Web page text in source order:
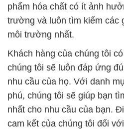
phẩm hóa chất có ít ảnh
trường và luôn tìm kiếm các
môi trường nhất.
Khách hàng của chúng tôi
chúng tôi sẽ luôn đáp ứng
nhu cầu của họ. Với danh
phú, chúng tôi sẽ giúp bạn
nhất cho nhu cầu của bạn.
cam kết của chúng tôi đối